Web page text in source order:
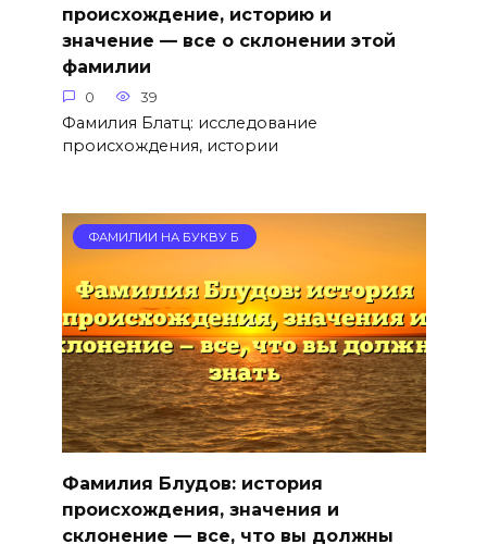
происхождение, историю и
значение — все о склонении этой
фамилии
0 39
Фамилия Блатц: исследование
происхождения, истории
ФАМИЛИИ НА БУКВУ Б
Фамилия Блудов: история
происхождения, значения и
склонение — все, что вы должны